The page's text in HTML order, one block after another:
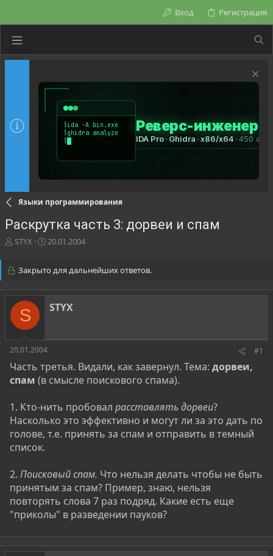
Вход Регистрация
Языки программирования
Раскрутка часть 3: дорвеи и спам
А
о
т
е
ы
STYX
Д
а
а
ч
а
20.01.2004
Закрыто для дальнейших ответов.
S STYX
20.01.2004 #1
Часть третья. Видали, как завернул. Тема: дорвеи,
спам (в смысле поискового спама).
1. Кто-нить пробовал раcставлять дорвеи?
Насколько это эффективно и могут ли за это дать по
голове, т.е. принять за спам и отправить в темный
список.
2. Поисковый спам. Что нельзя делать чтобы не быть
принятым за спам? Пример, знаю, нельзя
повторять слова 7 раз подряд. Какие есть еще
"приколы" в разведении пауков?